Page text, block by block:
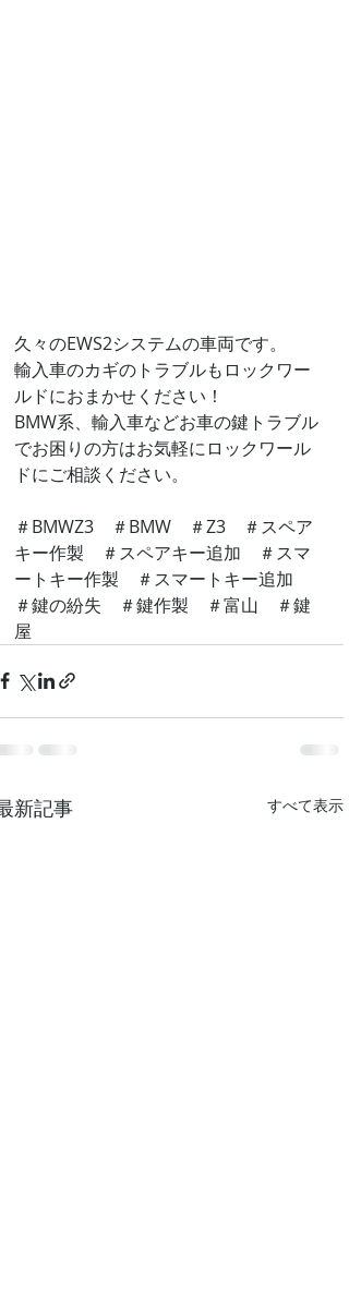
久々のEWS2システムの車両です。
輸入車のカギのトラブルもロックワー
ルドにおまかせください！
BMW系、輸入車などお車の鍵トラブル
でお困りの方はお気軽にロックワール
ドにご相談ください。
＃BMWZ3　＃BMW　＃Z3　＃スペア
キー作製　＃スペアキー追加　＃スマ
ートキー作製　＃スマートキー追加
＃鍵の紛失　＃鍵作製　＃富山　＃鍵
屋
新記事 すべて表示